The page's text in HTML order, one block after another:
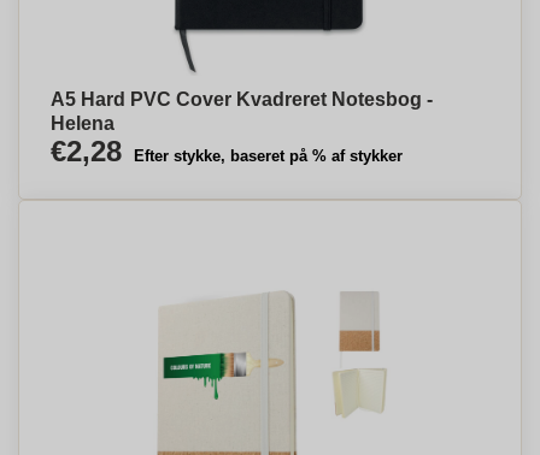
A5 Hard PVC Cover Kvadreret Notesbog -
Helena
€2,28 Efter stykke, baseret på % af stykker